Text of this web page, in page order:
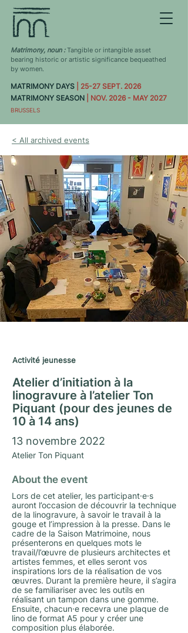
Matrimony, noun :Tangible or intangible asset
bearing historic or artistic significance bequeathed
by women.
MATRIMONY DAYS | 25-27 SEPT. 2026
MATRIMONY SEASON | NOV. 2026 - MAY 2027
BRUSSELS
< All archived events
Activité jeunesse
Atelier d’initiation à la
linogravure à l’atelier Ton
Piquant (pour des jeunes de
10 à 14 ans)
13 novembre 2022
Atelier Ton Piquant
About the event
Lors de cet atelier, les participant·e·s
auront l’occasion de découvrir la technique
de la linogravure, à savoir le travail à la
gouge et l’impression à la presse. Dans le
cadre de la Saison Matrimoine, nous
présenterons en quelques mots le
travail/l’œuvre de plusieurs architectes et
artistes femmes, et elles seront vos
inspirations lors de la réalisation de vos
œuvres. Durant la première heure, il s’agira
de se familiariser avec les outils en
réalisant un tampon dans une gomme.
Ensuite, chacun·e recevra une plaque de
lino de format A5 pour y créer une
composition plus élaborée.